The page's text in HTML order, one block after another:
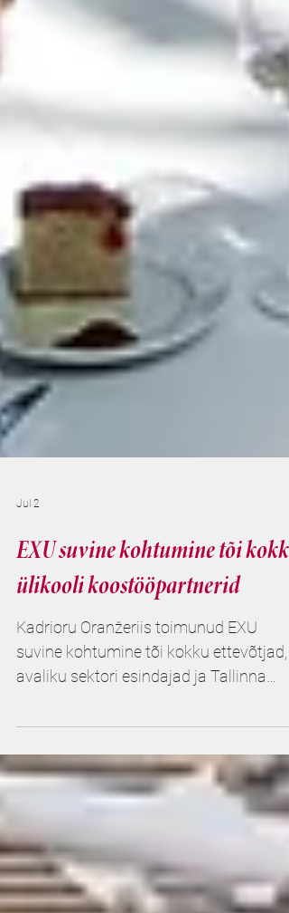
Jul 2
EXU suvine kohtumine tõi kokku
ülikooli koostööpartnerid
suvine kohtumine tõi kokku ettevõtjad,
avaliku sektori esindajad ja Tallinna
Ülikooli koostööpartnerid, et vaadata
tagasi aasta esimese poole tegemistele
ning arutada järgmisi ühiseid samme.
Päeva ametlikule osale järgnenud
vestlused pakkusid võimaluse kohtuda
partneritega väljaspool tavapärast